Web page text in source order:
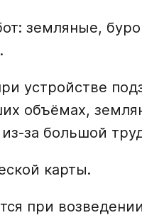
земляные,
устройстве
объёмах,
за большой
карты.
при